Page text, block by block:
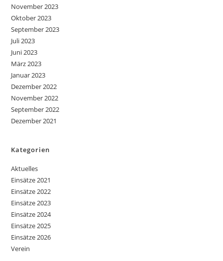
November 2023
Oktober 2023
September 2023
Juli 2023
Juni 2023
März 2023
Januar 2023
Dezember 2022
November 2022
September 2022
Dezember 2021
Kategorien
Aktuelles
Einsätze 2021
Einsätze 2022
Einsätze 2023
Einsätze 2024
Einsätze 2025
Einsätze 2026
Verein